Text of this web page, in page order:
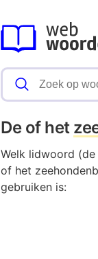
De of het
Welk lidwoord
of het
gebruiken is: